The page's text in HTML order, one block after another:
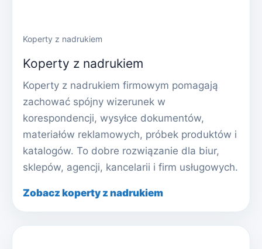
Koperty z nadrukiem
Koperty z nadrukiem
Koperty z nadrukiem firmowym pomagają
zachować spójny wizerunek w
korespondencji, wysyłce dokumentów,
materiałów reklamowych, próbek produktów i
katalogów. To dobre rozwiązanie dla biur,
sklepów, agencji, kancelarii i firm usługowych.
Zobacz koperty z nadrukiem